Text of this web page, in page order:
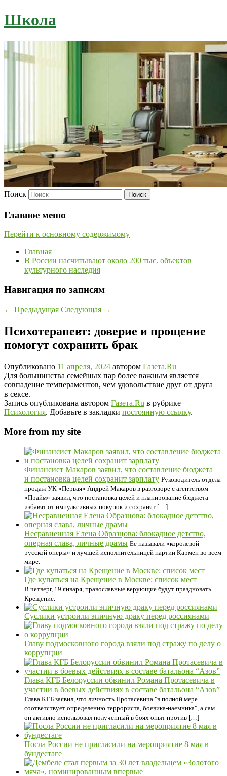
Школа
Поиск
Главное меню
Перейти к основному содержимому
Главная
В России насчитывают около 200 тыс. объектов
культурного наследия
Навигация по записям
← Предыдущая Следующая →
Психотерапевт: доверие и прощение
помогут сохранить брак
Опубликовано 11 апреля, 2024 автором Газета.Ru
Для большинства семейных пар более важным является
совпадение темпераментов, чем удовольствие друг от друга
в сексе.
Запись опубликована автором Газета.Ru в рубрике
Психология. Добавьте в закладки постоянную ссылку.
More from my site
Финансист Макаров заявил, что составление бюджета
и постановка целей сохранит зарплату Руководитель отдела
продаж УК «Первая» Андрей Макаров в разговоре с агентством
«Прайм» заявил, что постановка целей и планирование бюджета
избавят от импульсивных покупок и сохранят […]
Несравненная Елена Образцова: блокадное детство,
оперная слава, личные драмы Ее называли «королевой
русской оперы» и лучшей исполнительницей партии Кармен во всем
мире.
Где купаться на Крещение в Москве: список мест
В четверг, 19 января, православные верующие будут праздновать
Крещение.
Суслики устроили эпичную драку перед россиянами
Главу подмосковного города взяли под стражу по делу о
коррупции
Глава КГБ Белоруссии обвинил Романа Протасевича в
участии в боевых действиях в составе батальона “Азов”
Глава КГБ заявил, что личность Протасевича "в полной мере
соответствует определению террориста, боевика-наемника", а сам
он активно использовал полученный в боях опыт против […]
Посла России не пригласили на мероприятие 8 мая в
бундестаге